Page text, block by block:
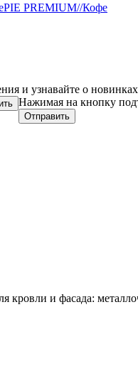
PREMIUM//Кофе
и узнавайте о
Нажимая на кнопку
и фасада: